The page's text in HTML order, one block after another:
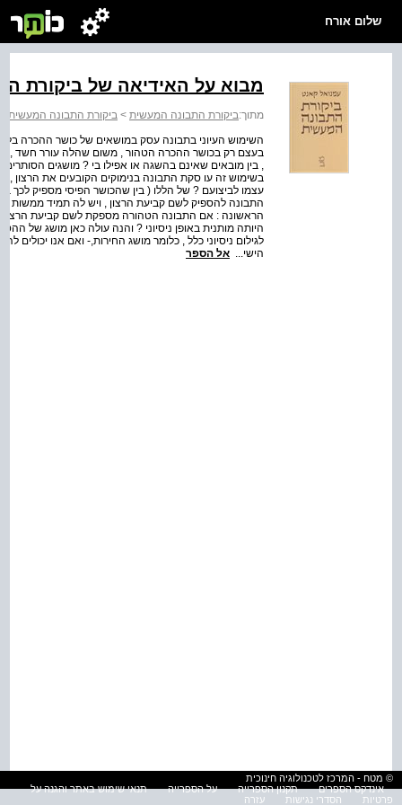
שלום אורח
מבוא על האידיאה של ביקורת
מתוך:ביקורת התבונה המעשית > ביקורת התבונה המעשית
השימוש העיוני בתבונה עסק במושאים של כושר ההכרה
בעצם רק בכושר ההכרה הטהור , משום שהלה עורר חשד ,
, בין מובאים שאינם בהשגה או אפילו בי ? מושגים
בשימוש זה עו סקת התבונה בנימוקים הקובעים את הרצון ,
עצמו לביצועם ? של הללו ( בין שהכושר הפיסי מספיק לכך
התבונה להספיק לשם קביעת הרצון , ויש לה תמיד ממשות
הראשונה : אם התבונה הטהורה מספקת לשם קביעת הרצון
היותה מותנית באופן ניסיוני ? והנה עולה כאן מושג של
לגילום ניסיוני כלל , כלומר מושג החירות,- ואם אנו יכולים
הישי... אל הספר
© מטח - המרכז לטכנולוגיה חינוכית
אינדקס הספרים
תקנון הספרייה על הספרייה
תנאי שימוש באתר והגנה על
פרטיות
הסדרי נגישות עזרה